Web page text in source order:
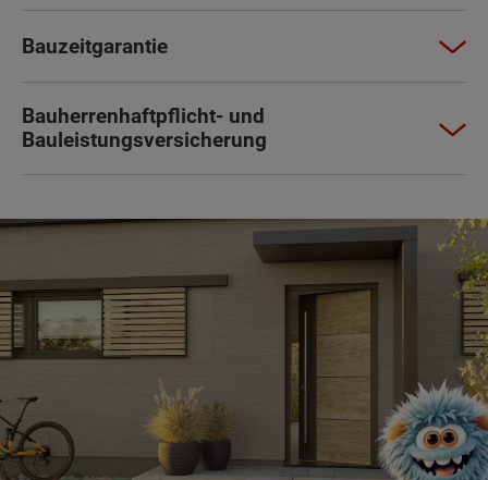
Bauzeitgarantie
Bauherrenhaftpflicht- und
Bauleistungsversicherung